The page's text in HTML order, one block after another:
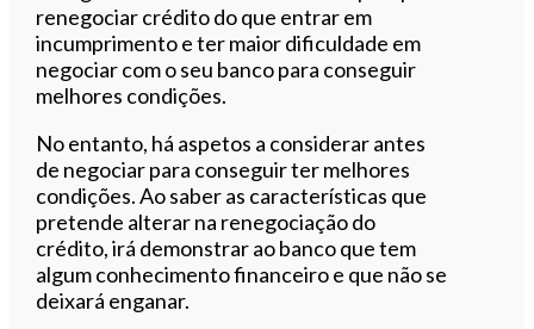
renegociar crédito do que entrar em
incumprimento e ter maior dificuldade em
negociar com o seu banco para conseguir
melhores condições.
No entanto, há aspetos a considerar antes
de negociar para conseguir ter melhores
condições. Ao saber as características que
pretende alterar na renegociação do
crédito, irá demonstrar ao banco que tem
algum conhecimento financeiro e que não se
deixará enganar.